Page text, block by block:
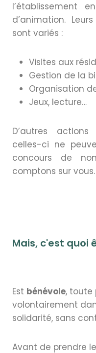
l’établissement
d’animation.
sont variés :
Visites aux
Gestion de la
Organisation
Jeux, lecture…
D’autres
celles-ci ne
concours de
comptons sur vous.
Mais, c'est quoi
Est bénévole, toute
volontairement
solidarité, sans
Avant de prendre